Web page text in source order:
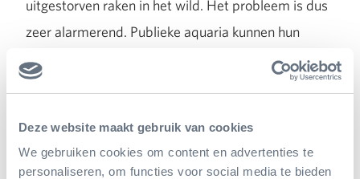
Deze website maakt gebruik van cookies
We gebruiken cookies om content en advertenties te
personaliseren, om functies voor social media te bieden
uitgestorven raken in het wild. Het probleem is dus
zeer alarmerend. Publieke aquaria kunnen hun
steentje bijdragen met de bescherming van deze
prachtige dieren. Dat doen we niet alleen door ze te
ook door actief bezig te zijn met
kweekprogramma’s. Het ideaal is natuurlijk dat je